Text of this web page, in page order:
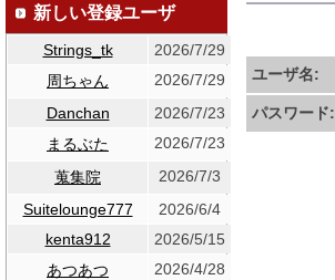
ユーザ名:
パスワード:
新しい登録ユーザ
Strings_tk
2026/7/29
周ちゃん
2026/7/29
Danchan
2026/7/23
まるぶた
2026/7/23
蒐集院
2026/7/3
Suitelounge777
2026/6/4
kenta912
2026/5/15
あつあつ
2026/4/28